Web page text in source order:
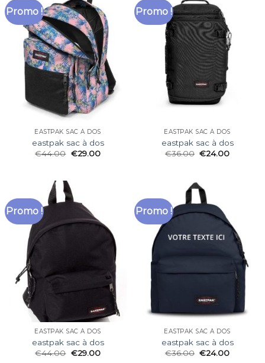
Promo !
EASTPAK SAC À DOS
eastpak sac à dos
€44.00 €29.00
Promo !
EASTPAK SAC À DOS
eastpak sac à dos
€36.00 €24.00
Promo !
EASTPAK SAC À DOS
eastpak sac à dos
€44.00 €29.00
Promo !
EASTPAK SAC À DOS
eastpak sac à dos
€36.00 €24.00